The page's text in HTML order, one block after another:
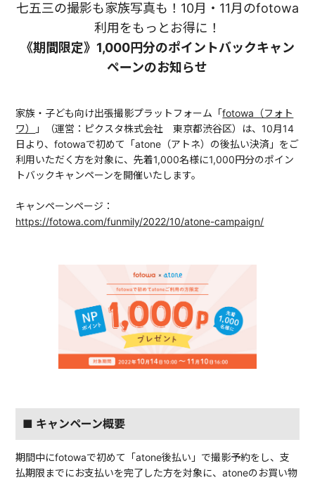
七五三の撮影も家族写真も！10月・11月のfotowa
利用をもっとお得に！
《期間限定》1,000円分のポイントバックキャン
ペーンのお知らせ
家族・子ども向け出張撮影プラットフォーム「fotowa（フォト
ワ）
」（運営：ピクスタ株式会社 東京都渋谷区）は、10月14
日より、fotowaで初めて「atone（アトネ）の後払い決済」をご
利用いただく方を対象に、先着1,000名様に1,000円分のポイン
トバックキャンペーンを開催いたします。
キャンペーンページ：
https://fotowa.com/funmily/2022/10/atone-campaign/
■ キャンペーン概要
期間中にfotowaで初めて「atone後払い」で撮影予約をし、支
払期限までにお支払いを完了した方を対象に、atoneのお買い物